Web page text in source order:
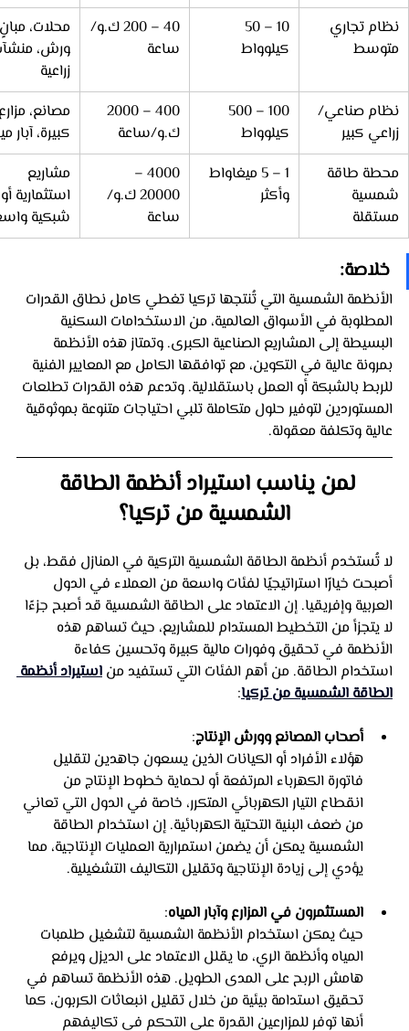
نظام تجاري
متوسط
كيلوواط
40 – 200 ك.و/
ساعة
محلات،
ورش،
زراعية
نظام صناعي/
زراعي كبير
كيلوواط
ك.و/ساعة
مصانع،
كبيرة، آبار
محطة طاقة
شمسية
مستقلة
1 – 5 ميغاواط
وأكثر
4000 –
20000 ك.و/
ساعة
مشاريع
استثمارية
شبكية
خلاصة:
الأنظمة الشمسية التي تُنتجها تركيا تغطي كامل نطاق القدرات
المطلوبة في الأسواق العالمية، من الاستخدامات السكنية
البسيطة إلى المشاريع الصناعية الكبرى. وتمتاز هذه الأنظمة
بمرونة عالية في التكوين، مع توافقها الكامل مع المعايير الفنية
للربط بالشبكة أو العمل باستقلالية. وتدعم هذه القدرات تطلعات
المستوردين لتوفير حلول متكاملة تلبي احتياجات متنوعة بموثوقية
عالية وتكلفة معقولة.
لمن يناسب استيراد أنظمة الطاقة
الشمسية من تركيا؟
لا تُستخدم أنظمة الطاقة الشمسية التركية في المنازل فقط، بل
أصبحت خيارًا استراتيجيًا لفئات واسعة من العملاء في الدول
العربية وإفريقيا. إن الاعتماد على الطاقة الشمسية قد أصبح جزءًا
لا يتجزأ من التخطيط المستدام للمشاريع، حيث تساهم هذه
الأنظمة في تحقيق وفورات مالية كبيرة وتحسين كفاءة
استخدام الطاقة. من أهم الفئات التي تستفيد من استيراد أنظمة
الطاقة الشمسية من تركيا:
أصحاب المصانع وورش الإنتاج:
هؤلاء الأفراد أو الكيانات الذين يسعون جاهدين لتقليل
فاتورة الكهرباء المرتفعة أو لحماية خطوط الإنتاج من
انقطاع التيار الكهربائي المتكرر، خاصة في الدول التي تعاني
من ضعف البنية التحتية الكهربائية. إن استخدام الطاقة
الشمسية يمكن أن يضمن استمرارية العمليات الإنتاجية، مما
يؤدي إلى زيادة الإنتاجية وتقليل التكاليف التشغيلية.
المستثمرون في المزارع وآبار المياه:
حيث يمكن استخدام الأنظمة الشمسية لتشغيل طلمبات
المياه وأنظمة الري، ما يقلل الاعتماد على الديزل ويرفع
هامش الربح على المدى الطويل. هذه الأنظمة تساهم في
تحقيق استدامة بيئية من خلال تقليل انبعاثات الكربون، كما
أنها توفر للمزارعين القدرة على التحكم في تكاليفهم